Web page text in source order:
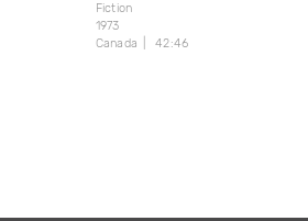
Fiction
1973
Canada
42:46